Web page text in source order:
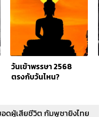
วันเข้าพรรษา 2568
ตรงกับวันไหน?
ดผู้เสียชีวิต กัมพูชายิงไทย